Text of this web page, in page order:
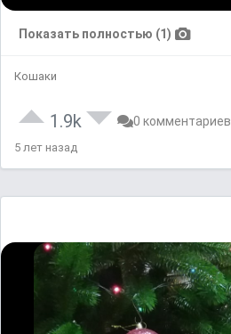
Показать полностью (1)
Кошаки
1.9k 0 комментариев
5 лет назад